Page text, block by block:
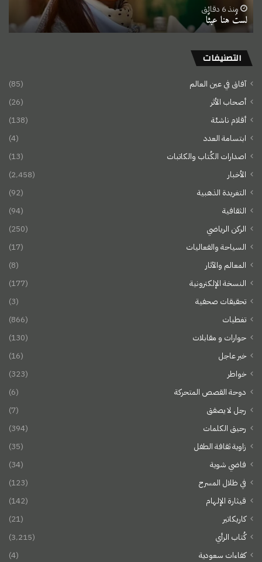
منذ 6 دقائق
لستُ هنا عبثًا
التصنيفات
آفاق في عين العالم
(85)
أصحاب الأثر
(26)
أقلام ناشئة
(138)
ابتسامة العدد
(4)
اصدارات الكُتاب والكاتبات
(13)
الأخبار
(2٬458)
التغريدة الذهبية
(92)
الثقافية
(94)
الركن الرياضي
(250)
السياحة والفعاليات
(17)
المعالم والآثار
(8)
النسخة الإلكترونية
(177)
تحقيقات صحفية
(3)
تغطيات
(866)
حوارات و مقابلات
(130)
خبر عاجل
(16)
خواطر
(323)
دوحة القصص المتحركة
(6)
رجل لا يصفق
(7)
رحيق الكلمات
(394)
زاوية ثقافة الطفل
(35)
فاضي شوية
(34)
في ظلال المسرح
(123)
قيثارة الإلهام
(142)
كاريكاتير
(21)
كُتاب الرأي
(3٬215)
كفاءات سعودية
(4)